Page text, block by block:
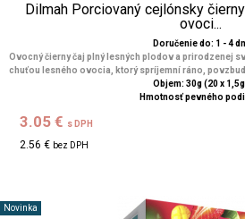
Dilmah Porciovaný cejlónsky
ovoci...
Doručenie do: 1 - 4
Ovocný čierny čaj plný lesných plodov a prirodzenej
chuťou lesného ovocia, ktorý spríjemní ráno, povzbudí
Objem: 30g (20 x
Hmotnosť pevného
3.05 € s DPH
2.56 € bez DPH
Novinka